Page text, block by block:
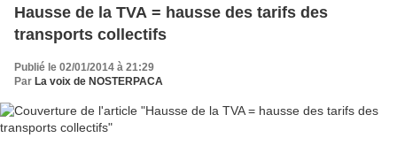
Hausse de la TVA = hausse des tarifs des
transports collectifs
Publié le 02/01/2014 à 21:29
Par La voix de NOSTERPACA